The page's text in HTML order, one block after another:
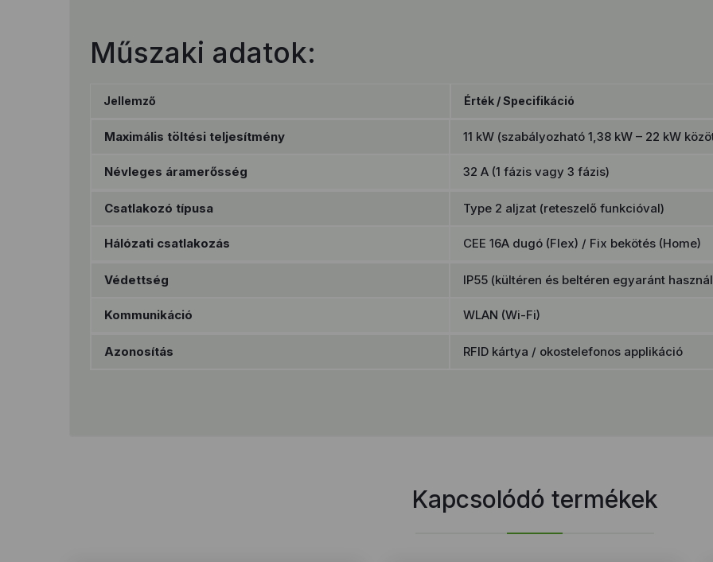
Műszaki adatok:
Jellemző Érték / Specifikáció
Maximális töltési teljesítmény 11 kW (szabályozható 1,38 kW – 22 kW
Névleges áramerősség 32 A (1 fázis vagy 3 fázis)
Csatlakozó típusa Type 2 aljzat (reteszelő funkcióval)
Hálózati csatlakozás CEE 16A dugó (Flex) / Fix bekötés (Home)
Védettség IP55 (kültéren és beltéren egyaránt
Kommunikáció WLAN (Wi-Fi)
Azonosítás RFID kártya / okostelefonos applikáció
Kapcsolódó termékek